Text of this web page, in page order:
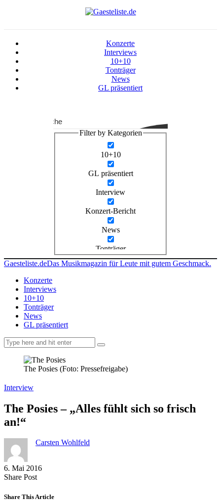
Konzerte
Interviews
10+10
Tonträger
News
GL präsentiert
Suche
Filter by Kategorien
10+10
GL präsentiert
Interview
Konzert-Bericht
News
Tonträger
Gaesteliste.deDas Musikmagazin für Leute mit gutem Geschmack.
Konzerte
Interviews
10+10
Tonträger
News
GL präsentiert
The Posies (Foto: Pressefreigabe)
Interview
The Posies – „Alles fühlt sich so frisch
an!“
Carsten Wohlfeld
6. Mai 2016
Share PostShare
Facebook
Copy
to
Send
via
Share This Article